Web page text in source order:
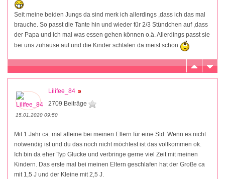
Seit meine beiden Jungs da sind merk ich allerdings ,dass ich das mal
brauche. So passt die Tante hin und wieder für 2/3 Stündchen auf ,dass
der Papa und ich mal was essen gehen können o.ä. Allerdings passt sie
bei uns zuhause auf und die Kinder schlafen da meist schon
Lilifee_84
2709 Beiträge
15.01.2020 09:50
Mit 1 Jahr ca. mal alleine bei meinen Eltern für eine Std. Wenn es nicht
notwendig ist und du das noch nicht möchtest ist das vollkommen ok.
Ich bin da eher Typ Glucke und verbringe gerne viel Zeit mit meinen
Kindern. Das erste mal bei meinen Eltern geschlafen hat der Große ca
mit 1,5 J und der Kleine mit 2,5 J.